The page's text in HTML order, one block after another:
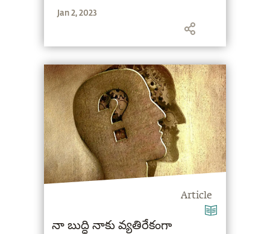
Jan 2, 2023
Article
నా బుద్ధి నాకు వ్యతిరేకంగా